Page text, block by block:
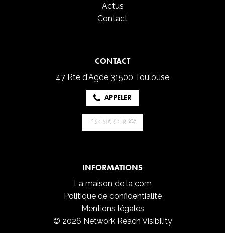
Actus
Contact
CONTACT
47 Rte d'Agde 31500 Toulouse
APPELER
PRENDRE RDV
PRENDRE RDV
INFORMATIONS
La maison de la com
Politique de confidentialité
Mentions légales
© 2026 Network Reach Visibility